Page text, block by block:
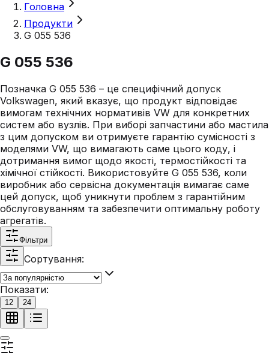
Головна
Продукти
G 055 536
G 055 536
Позначка G 055 536 – це специфічний допуск
Volkswagen, який вказує, що продукт відповідає
вимогам технічних нормативів VW для конкретних
систем або вузлів. При виборі запчастини або мастила
з цим допуском ви отримуєте гарантію сумісності з
моделями VW, що вимагають саме цього коду, і
дотримання вимог щодо якості, термостійкості та
хімічної стійкості. Використовуйте G 055 536, коли
виробник або сервісна документація вимагає саме
цей допуск, щоб уникнути проблем з гарантійним
обслуговуванням та забезпечити оптимальну роботу
агрегатів.
Фільтри
Сортування:
Показати:
12 24